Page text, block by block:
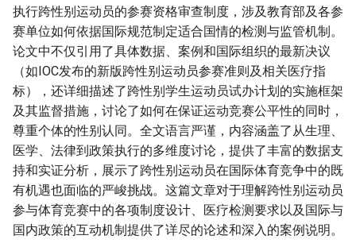
执行跨性别运动员的参赛资格审查制度，涉及教育部及各参
赛单位如何依据国际规范制定适合国情的检测与监管机制。
论文中不仅引用了具体数据、案例和国际组织的最新决议
（如IOC发布的新版跨性别运动员参赛准则及相关医疗指
标），还详细描述了跨性别学生运动员试办计划的实施框架
及其监督措施，讨论了如何在保证运动竞赛公平性的同时，
尊重个体的性别认同。全文语言严谨，内容涵盖了从生理、
医学、法律到政策执行的多维度讨论，提供了丰富的数据支
持和实证分析，展示了跨性别运动员在国际体育竞争中的既
有机遇也面临的严峻挑战。这篇文章对于理解跨性别运动员
参与体育竞赛中的各项制度设计、医疗检测要求以及国际与
国内政策的互动机制提供了详尽的论述和深入的案例说明。